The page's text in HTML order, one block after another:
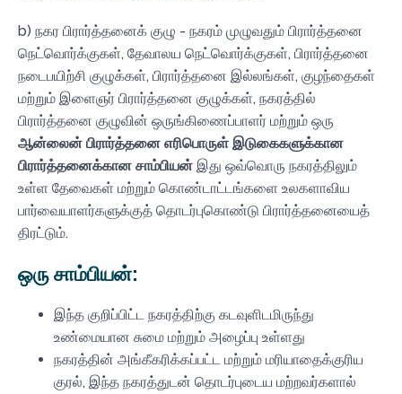
b) நகர பிரார்த்தனைக் குழு - நகரம் முழுவதும் பிரார்த்தனை
நெட்வொர்க்குகள், தேவாலய நெட்வொர்க்குகள், பிரார்த்தனை
நடைபயிற்சி குழுக்கள், பிரார்த்தனை இல்லங்கள், குழந்தைகள்
மற்றும் இளைஞர் பிரார்த்தனை குழுக்கள், நகரத்தில்
பிரார்த்தனை குழுவின் ஒருங்கிணைப்பாளர் மற்றும் ஒரு
ஆன்லைன் பிரார்த்தனை எரிபொருள் இடுகைகளுக்கான
பிரார்த்தனைக்கான சாம்பியன் இது ஒவ்வொரு நகரத்திலும்
உள்ள தேவைகள் மற்றும் கொண்டாட்டங்களை உலகளாவிய
பார்வையாளர்களுக்குத் தொடர்புகொண்டு பிரார்த்தனையைத்
திரட்டும்.
ஒரு சாம்பியன்:
இந்த குறிப்பிட்ட நகரத்திற்கு கடவுளிடமிருந்து
உண்மையான சுமை மற்றும் அழைப்பு உள்ளது
நகரத்தின் அங்கீகரிக்கப்பட்ட மற்றும் மரியாதைக்குரிய
குரல், இந்த நகரத்துடன் தொடர்புடைய மற்றவர்களால்